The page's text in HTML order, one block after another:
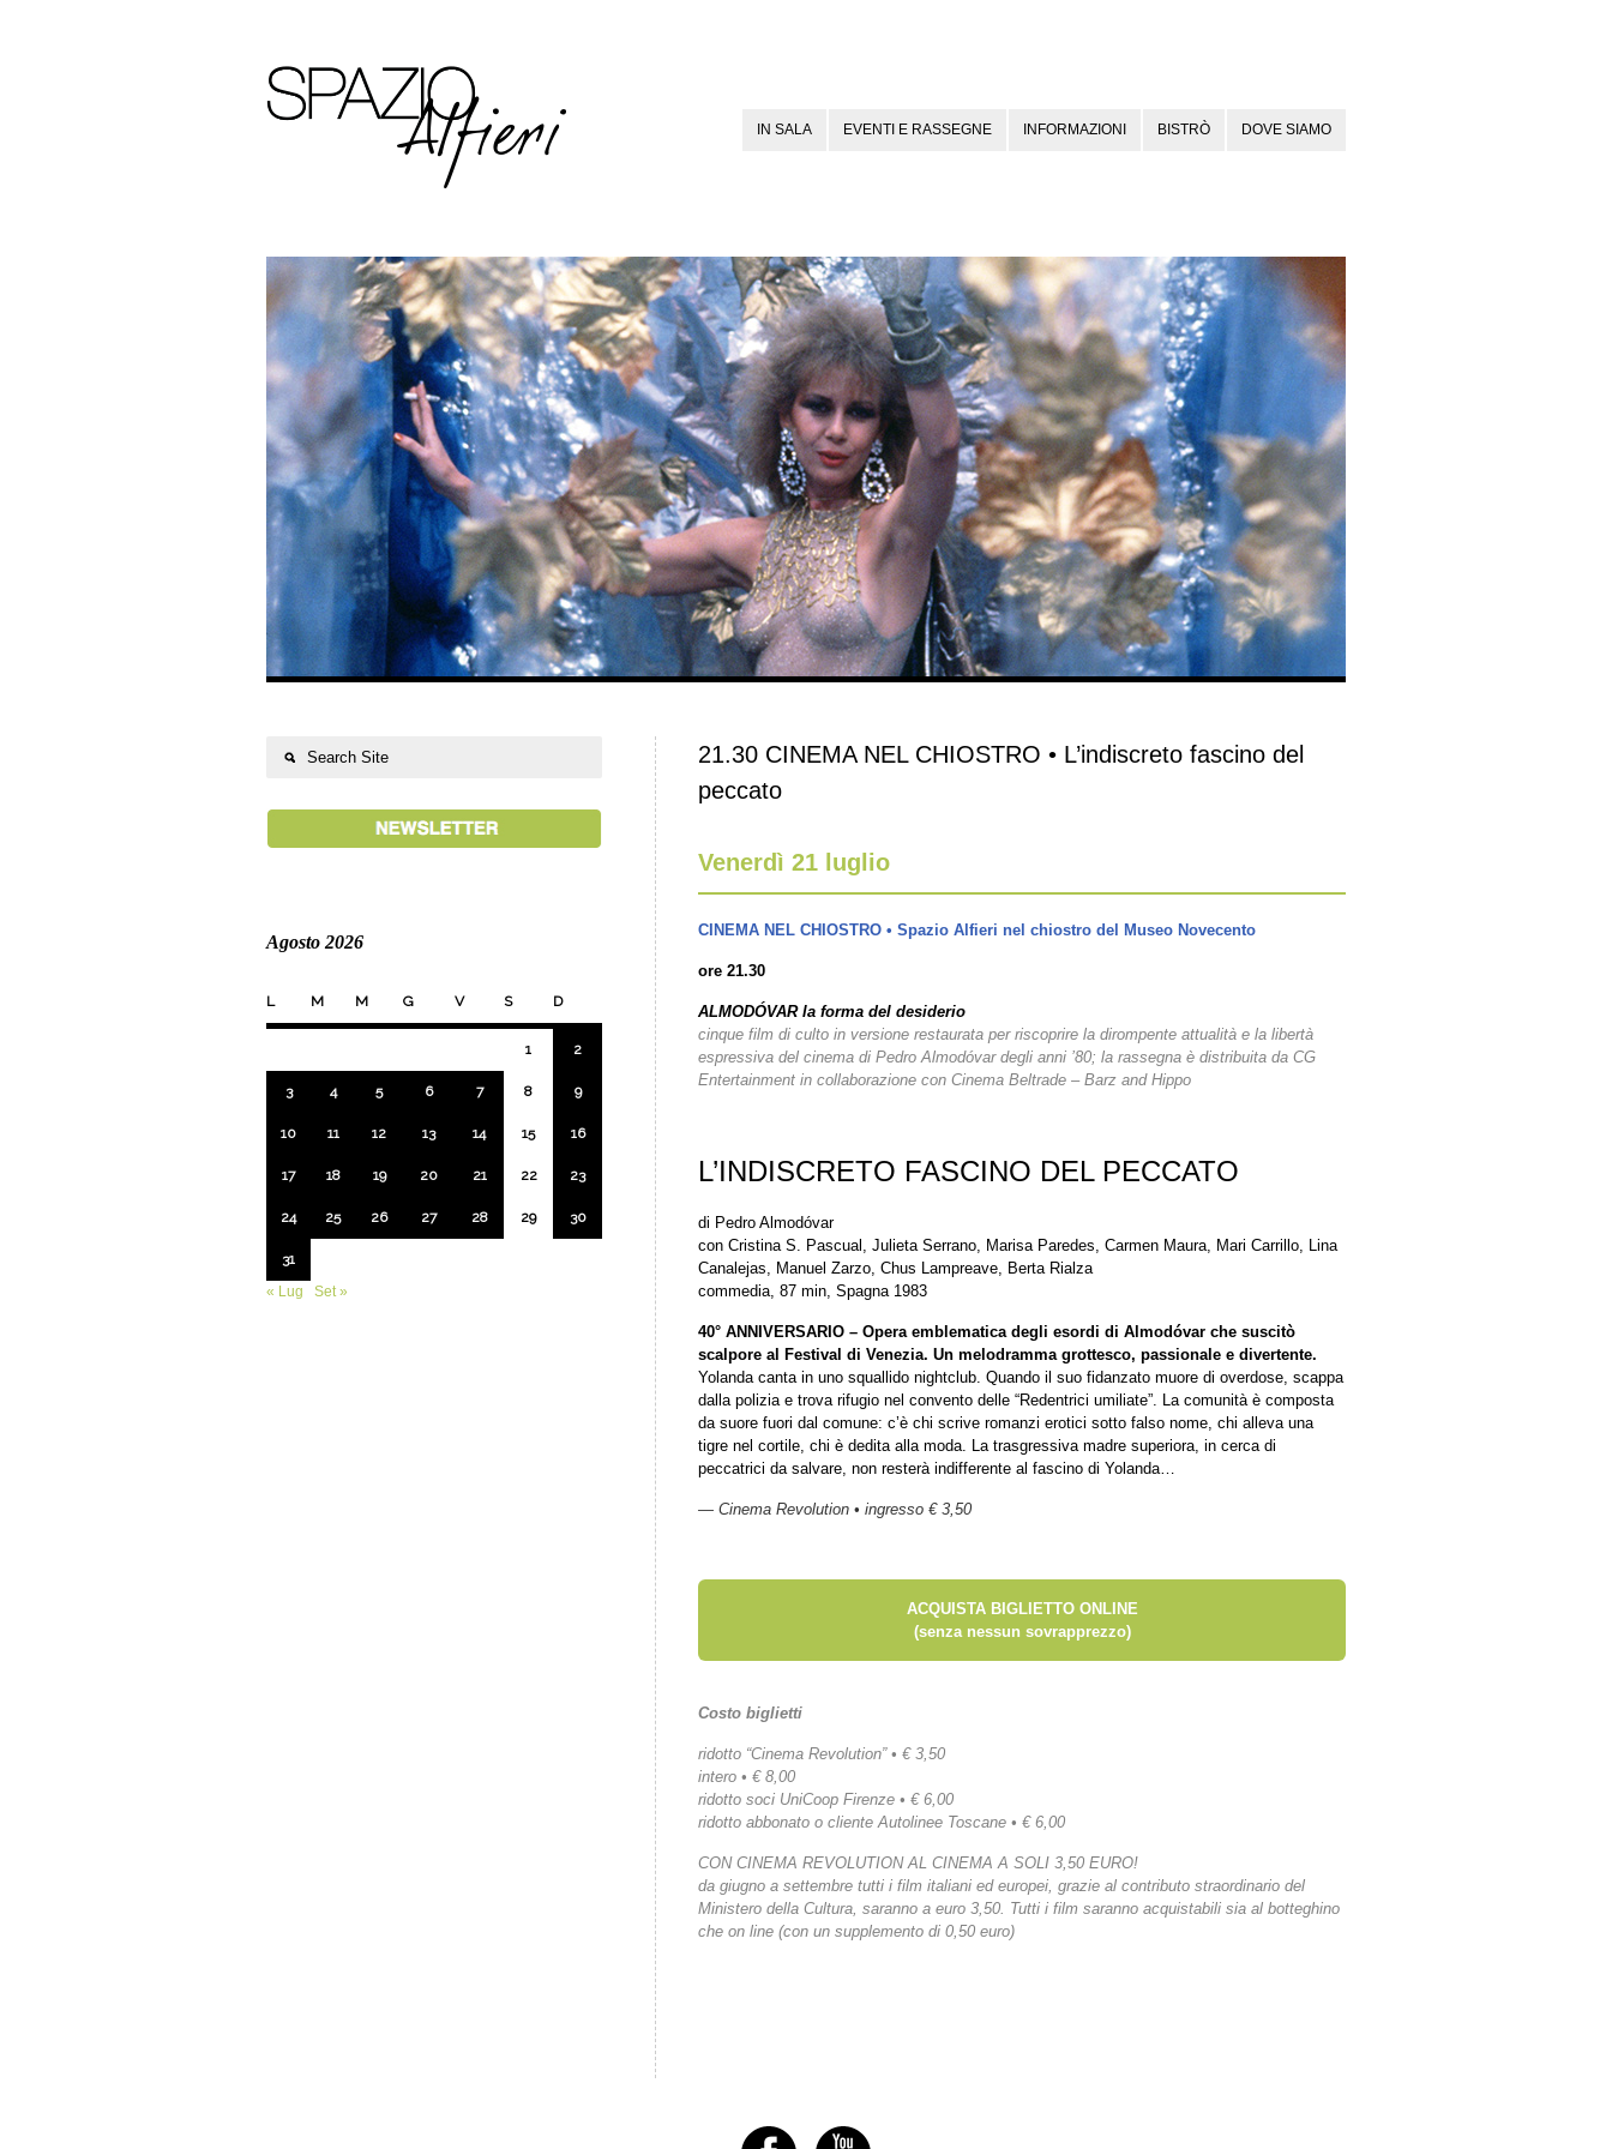
IN SALA EVENTI E RASSEGNE INFORMAZIONI BISTRÒ DOVE SIAMO
21.30 CINEMA NEL CHIOSTRO • L’indiscreto fascino del
peccato
Venerdì 21 luglio
CINEMA NEL CHIOSTRO • Spazio Alfieri nel chiostro del Museo Novecento
ore 21.30
ALMODÓVAR la forma del desiderio
cinque film di culto in versione restaurata per riscoprire la dirompente attualità e la libertà
espressiva del cinema di Pedro Almodóvar degli anni ’80; la rassegna è distribuita da CG
Entertainment in collaborazione con Cinema Beltrade – Barz and Hippo
L’INDISCRETO FASCINO DEL PECCATO
di Pedro Almodóvar
con Cristina S. Pascual, Julieta Serrano, Marisa Paredes, Carmen Maura, Mari Carrillo, Lina
Canalejas, Manuel Zarzo, Chus Lampreave, Berta Rialza
commedia, 87 min, Spagna 1983
40° ANNIVERSARIO – Opera emblematica degli esordi di Almodóvar che suscitò
scalpore al Festival di Venezia. Un melodramma grottesco, passionale e divertente.
Yolanda canta in uno squallido nightclub. Quando il suo fidanzato muore di overdose, scappa
dalla polizia e trova rifugio nel convento delle “Redentrici umiliate”. La comunità è composta
da suore fuori dal comune: c’è chi scrive romanzi erotici sotto falso nome, chi alleva una
tigre nel cortile, chi è dedita alla moda. La trasgressiva madre superiora, in cerca di
peccatrici da salvare, non resterà indifferente al fascino di Yolanda…
— Cinema Revolution • ingresso € 3,50
ACQUISTA BIGLIETTO ONLINE
(senza nessun sovrapprezzo)
Costo biglietti
ridotto “Cinema Revolution” • € 3,50
intero • € 8,00
ridotto soci UniCoop Firenze • € 6,00
ridotto abbonato o cliente Autolinee Toscane • € 6,00
CON CINEMA REVOLUTION AL CINEMA A SOLI 3,50 EURO!
da giugno a settembre tutti i film italiani ed europei, grazie al contributo straordinario del
Ministero della Cultura, saranno a euro 3,50. Tutti i film saranno acquistabili sia al botteghino
che on line (con un supplemento di 0,50 euro)
Agosto 2026
L M M G V S D
1 2
3 4 5 6 7 8 9
10 11 12 13 14 15 16
17 18 19 20 21 22 23
24 25 26 27 28 29 30
31
« Lug
Set »